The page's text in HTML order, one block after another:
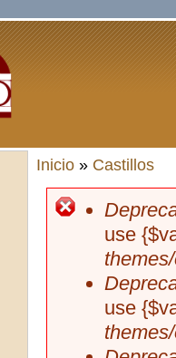
Usted está aquí
Inicio» Castillos
Mensaje
use
use